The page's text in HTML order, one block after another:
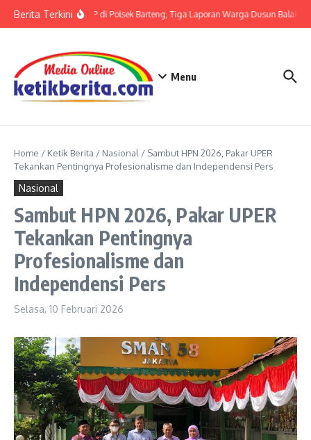
Berita TerkiniTerkait LP di Polsek Barteng, Tiga Laporan Warga Dusun Balaka
Menu
Home / Ketik Berita / Nasional / Sambut HPN 2026, Pakar UPER
Tekankan Pentingnya Profesionalisme dan Independensi Pers
Nasional
Sambut HPN 2026, Pakar UPER
Tekankan Pentingnya
Profesionalisme dan
Independensi Pers
Selasa, 10 Februari 2026